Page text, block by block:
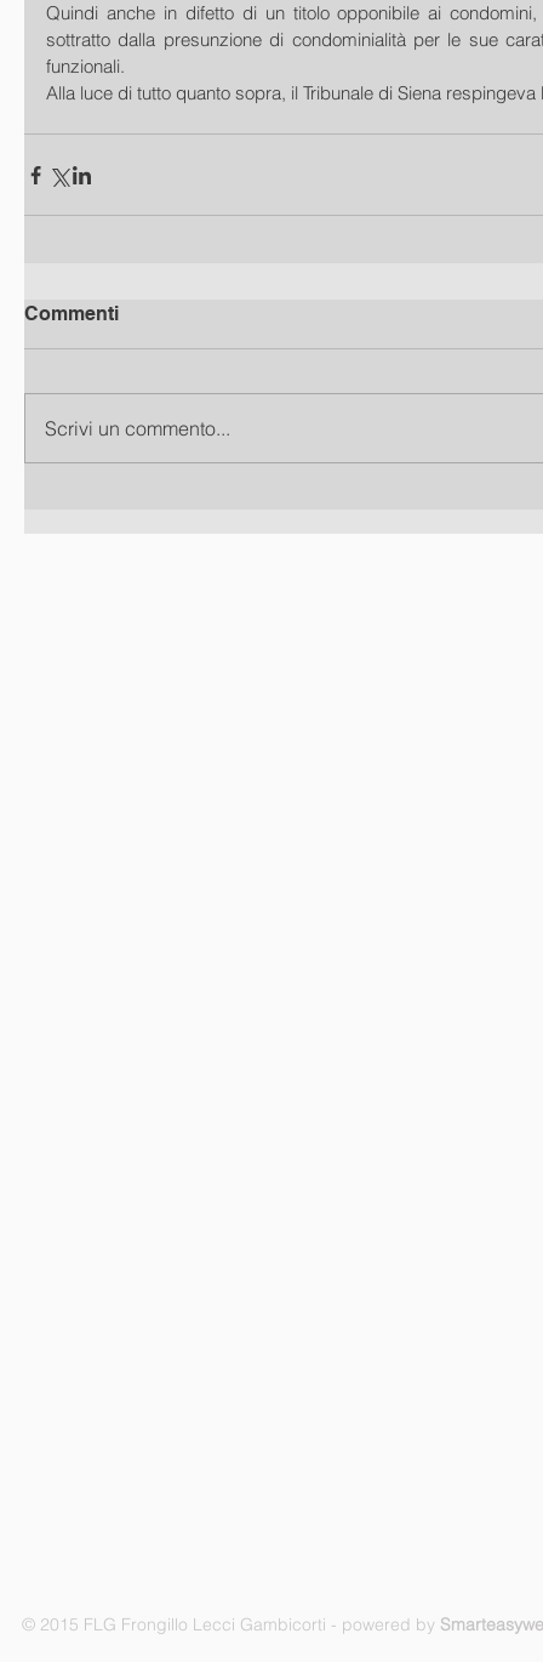
Quindi anche in difetto di un titolo opponibile ai
sottratto dalla presunzione di condominialità per le sue
funzionali.
Alla luce di tutto quanto sopra, il Tribunale di Siena
Commenti
Scrivi un commento...
© 2015 FLG Frongillo Lecci Gambicorti - powered by